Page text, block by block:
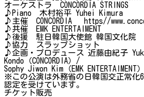
オーケストラ CONCORDIA STRINGS
♪Piano 木村裕平 Yuhei Kimura
♪主催 CONCORDIA https//
♪共催 EMK ENTERTAIMENT
♪後援 駐日韓国大使館 韓国文化院
♪協力 スラップショット
♪企画・プロデュース 近藤由紀子
Kondo（CONCORDIA）/
Sophy Jiwon Kim（EMK ENTERTAIMENT）
※この公演は外務省の日韓国交正常化
認定を受けています。
チケット販売